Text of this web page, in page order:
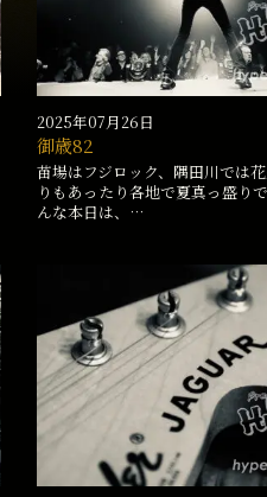
2025年07月26日
御歳82
苗場はフジロック、隅田川では
りもあったり各地で夏真っ盛り
んな本日は、…